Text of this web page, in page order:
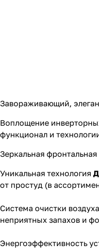
Завораживающий,
Воплощение
функционал и
Зеркальная
Уникальная технология
от простуд (в
Система очистки воздуха
неприятных запахов и
Энергоэффективность